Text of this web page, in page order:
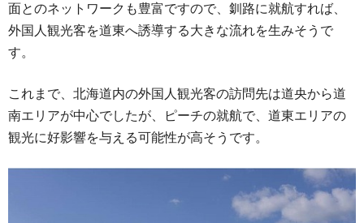
面とのネットワークも豊富ですので、釧路に就航すれば、
外国人観光客を道東へ誘導する大きな流れを生みそうで
す。
これまで、北海道内の外国人観光客の訪問先は道央から道
南エリアが中心でしたが、ピーチの就航で、道東エリアの
観光に好影響を与える可能性が高そうです。